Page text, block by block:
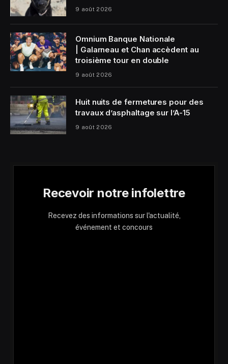
9 août 2026
Omnium Banque Nationale
| Galarneau et Chan accèdent au
troisième tour en double
9 août 2026
Huit nuits de fermetures pour des
travaux d’asphaltage sur l’A-15
9 août 2026
Recevoir notre infolettre
Recevez des informations sur l'actualité,
événement et concours